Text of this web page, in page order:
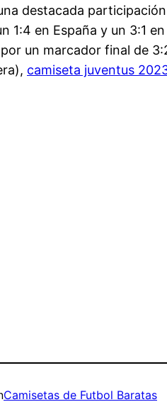
destacada
1:4 en España y un 3:1
un marcador final de
camiseta juventus
Camisetas de Futbol Baratas